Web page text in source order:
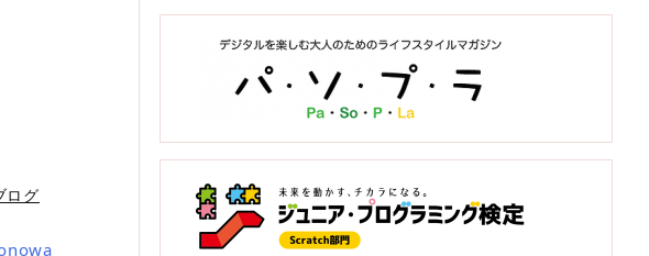
ログ